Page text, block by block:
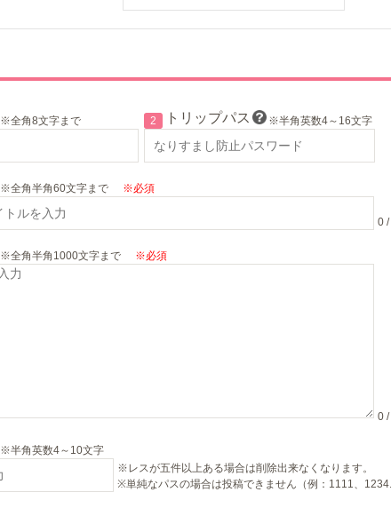
※全角8文字まで 2 トリップパス ※半角英数4～16文字
※全角半角60文字まで ※必須
0
※全角半角1000文字まで ※必須
0
※半角英数4～10文字
※レスが五件以上ある場合は削除出来なくなります。
※単純なパスの場合は投稿できません（例：1111、